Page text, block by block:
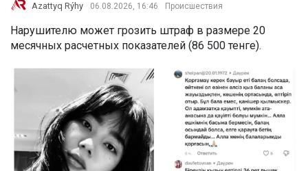
Azattyq Rýhy 06.08.2026, 16:46 Происшествия
Нарушителю может грозить штраф в размере 20
месячных расчетных показателей (86 500 тенге).